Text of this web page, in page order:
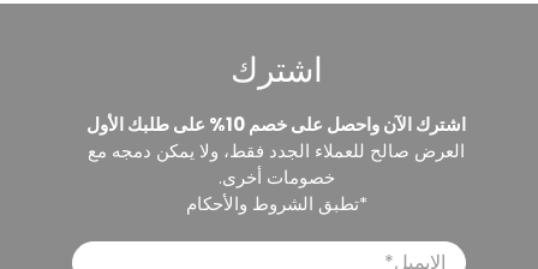
اشترك
اشترك الآن واحصل على خصم 10% على طلبك الأول
العرض صالح للعملاء الجدد فقط، ولا يمكن دمجه مع
خصومات أخرى.
*تطبق الشروط والأحكام
الإيميل